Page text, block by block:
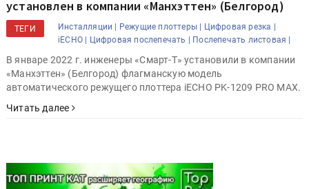
установлен в компании «Манхэттен» (Белгород)
ТЕГИ Инсталляции | Режущие плоттеры |
Цифровая резка |
iECHO |
Цифровая послепечать | Послепечать листовая |
В январе 2022 г. инженеры «Смарт-Т» установили в компании
«Манхэттен» (Белгород) флагманскую модель
автоматического режущего плоттера iECHO PK-1209 PRO MAX.
Читать далее